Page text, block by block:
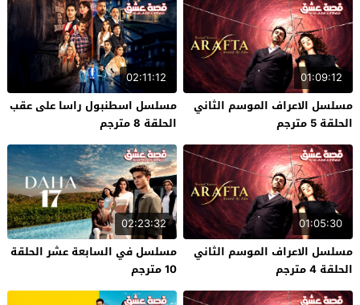
01:09:12
مسلسل الاعراف الموسم الثاني
الحلقة 5 مترجم
02:11:12
مسلسل اسطنبول راسا على عقب
الحلقة 8 مترجم
01:05:30
مسلسل الاعراف الموسم الثاني
الحلقة 4 مترجم
02:23:32
مسلسل في السابعة عشر الحلقة
10 مترجم